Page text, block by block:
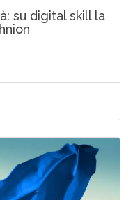
su digital skill la